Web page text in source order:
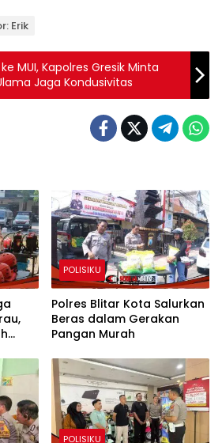
Erik
MUI, Kapolres Gresik Minta
Jaga Kondusivitas
POLISIKU
Polres Blitar Kota Salurkan
Beras dalam Gerakan
Pangan Murah
POLISIKU